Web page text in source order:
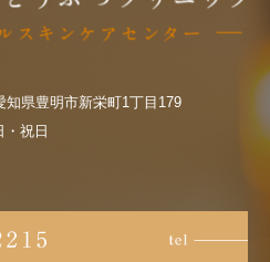
県豊明市新栄町1丁目179
・祝日